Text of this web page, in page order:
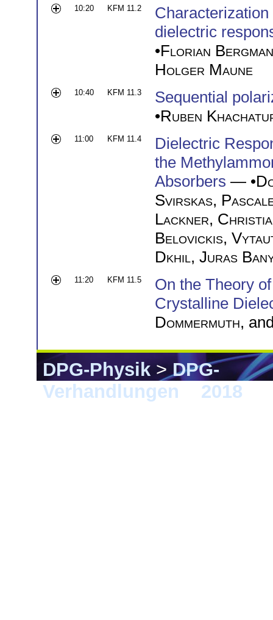
10:20 KFM 11.2
dielectric
•Florian
Holger Maune
10:40 KFM 11.3
Sequential
•Ruben
11:00 KFM 11.4
Dielectric
the
Absorbers — •
Svirskas,
Lackner,
Belovickis,
Dkhil, Juras
11:20 KFM 11.5
On the Theory
Crystalline
Dommermuth,
DPG-Physik>DPG-
Verhandlungen
2018